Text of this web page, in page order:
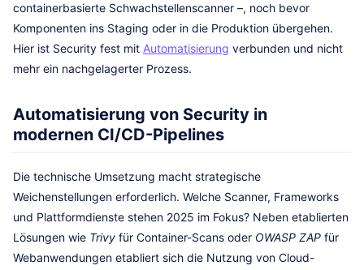
containerbasierte Schwachstellenscanner –, noch bevor
Komponenten ins Staging oder in die Produktion übergehen.
Hier ist Security fest mit Automatisierung verbunden und nicht
mehr ein nachgelagerter Prozess.
Automatisierung von Security in
modernen CI/CD-Pipelines
Die technische Umsetzung macht strategische
Weichenstellungen erforderlich. Welche Scanner, Frameworks
und Plattformdienste stehen 2025 im Fokus? Neben etablierten
Lösungen wie Trivy für Container-Scans oder OWASP ZAP für
Webanwendungen etabliert sich die Nutzung von Cloud-